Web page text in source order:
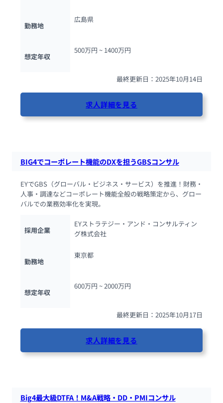
勤務地
広島県
想定年収
500万円 ~ 1400万円
最終更新日：2025年10月14日
求人詳細を見る
BIG4でコーポレート機能のDXを担うGBSコンサル
EYでGBS（グローバル・ビジネス・サービス）を推進！財務・
人事・調達などコーポレート機能全般の戦略策定から、グロー
バルでの業務効率化を実現。
採用企業
EYストラテジー・アンド・コンサルティン
グ株式会社
勤務地
東京都
想定年収
600万円 ~ 2000万円
最終更新日：2025年10月17日
求人詳細を見る
Big4最大級DTFA！M&A戦略・DD・PMIコンサル